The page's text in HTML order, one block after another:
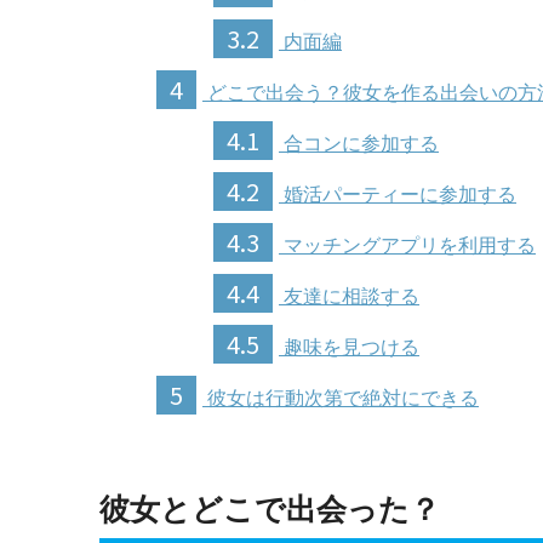
3.2 内面編
4 どこで出会う？彼女を作る出会いの方
4.1 合コンに参加する
4.2 婚活パーティーに参加する
4.3 マッチングアプリを利用する
4.4 友達に相談する
4.5 趣味を見つける
5 彼女は行動次第で絶対にできる
彼女とどこで出会った？